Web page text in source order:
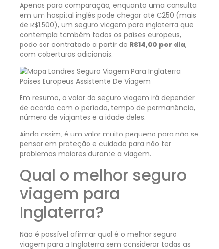
Apenas para comparação, enquanto uma consulta
em um hospital inglês pode chegar até Є250 (mais
de R$1.500), um seguro viagem para Inglaterra que
contempla também todos os países europeus,
pode ser contratado a partir de R$14,00 por dia,
com coberturas adicionais.
Em resumo, o valor do seguro viagem irá depender
de acordo com o período, tempo de permanência,
número de viajantes e a idade deles.
Ainda assim, é um valor muito pequeno para não se
pensar em proteção e cuidado para não ter
problemas maiores durante a viagem.
Qual o melhor seguro
viagem para
Inglaterra?
Não é possível afirmar qual é o melhor seguro
viagem para a Inglaterra sem considerar todas as